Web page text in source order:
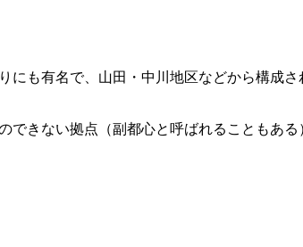
にも有名で、山田・中川地区などから構成
できない拠点（副都心と呼ばれることもあ